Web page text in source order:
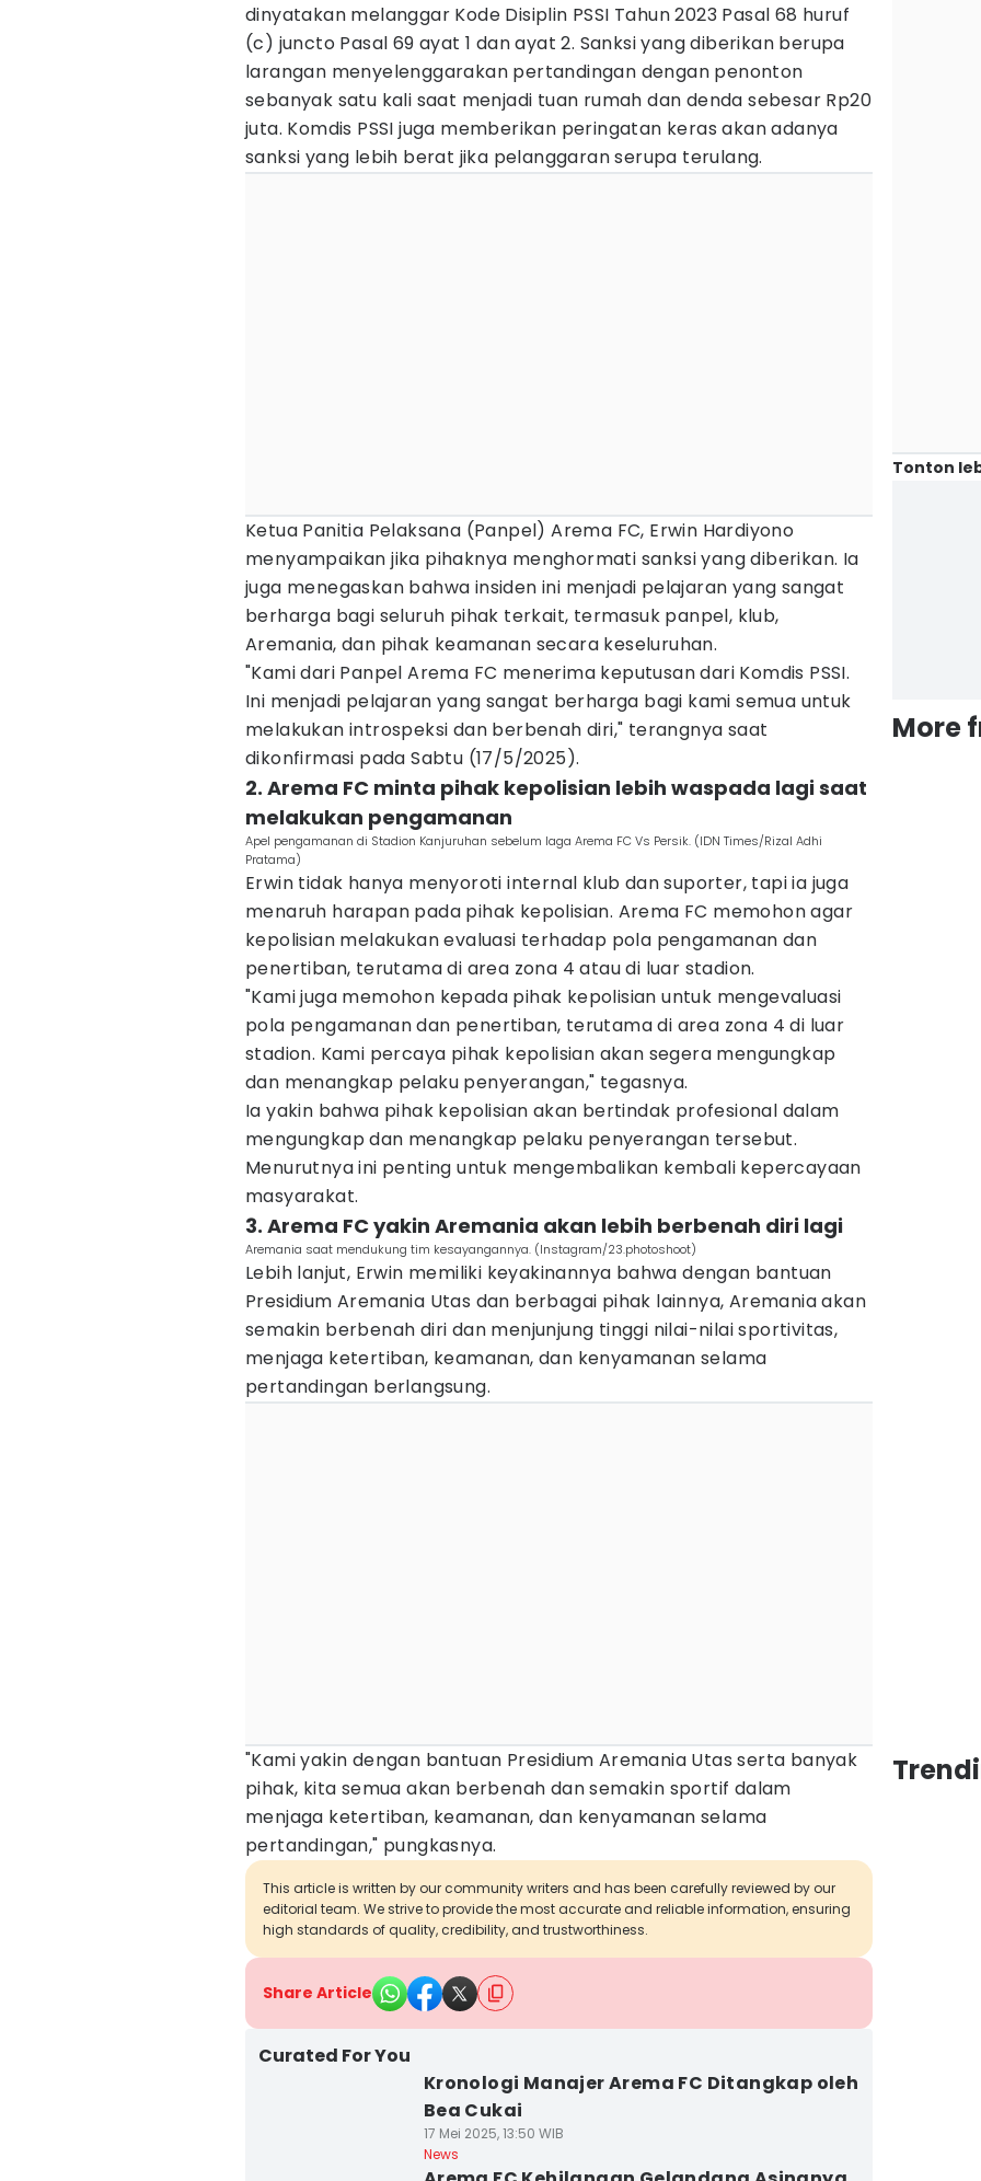
dinyatakan melanggar Kode Disiplin PSSI Tahun 2023 Pasal 68 huruf
(c) juncto Pasal 69 ayat 1 dan ayat 2. Sanksi yang diberikan berupa
larangan menyelenggarakan pertandingan dengan penonton
sebanyak satu kali saat menjadi tuan rumah dan denda sebesar Rp20
juta. Komdis PSSI juga memberikan peringatan keras akan adanya
sanksi yang lebih berat jika pelanggaran serupa terulang.
Ketua Panitia Pelaksana (Panpel) Arema FC, Erwin Hardiyono
menyampaikan jika pihaknya menghormati sanksi yang diberikan. Ia
juga menegaskan bahwa insiden ini menjadi pelajaran yang sangat
berharga bagi seluruh pihak terkait, termasuk panpel, klub,
Aremania, dan pihak keamanan secara keseluruhan.
"Kami dari Panpel Arema FC menerima keputusan dari Komdis PSSI.
Ini menjadi pelajaran yang sangat berharga bagi kami semua untuk
melakukan introspeksi dan berbenah diri," terangnya saat
dikonfirmasi pada Sabtu (17/5/2025).
2. Arema FC minta pihak kepolisian lebih waspada lagi saat
melakukan pengamanan
Apel pengamanan di Stadion Kanjuruhan sebelum laga Arema FC Vs Persik. (IDN Times/Rizal Adhi
Pratama)
Erwin tidak hanya menyoroti internal klub dan suporter, tapi ia juga
menaruh harapan pada pihak kepolisian. Arema FC memohon agar
kepolisian melakukan evaluasi terhadap pola pengamanan dan
penertiban, terutama di area zona 4 atau di luar stadion.
"Kami juga memohon kepada pihak kepolisian untuk mengevaluasi
pola pengamanan dan penertiban, terutama di area zona 4 di luar
stadion. Kami percaya pihak kepolisian akan segera mengungkap
dan menangkap pelaku penyerangan," tegasnya.
Ia yakin bahwa pihak kepolisian akan bertindak profesional dalam
mengungkap dan menangkap pelaku penyerangan tersebut.
Menurutnya ini penting untuk mengembalikan kembali kepercayaan
masyarakat.
3. Arema FC yakin Aremania akan lebih berbenah diri lagi
Aremania saat mendukung tim kesayangannya. (Instagram/23.photoshoot)
Lebih lanjut, Erwin memiliki keyakinannya bahwa dengan bantuan
Presidium Aremania Utas dan berbagai pihak lainnya, Aremania akan
semakin berbenah diri dan menjunjung tinggi nilai-nilai sportivitas,
menjaga ketertiban, keamanan, dan kenyamanan selama
pertandingan berlangsung.
"Kami yakin dengan bantuan Presidium Aremania Utas serta banyak
pihak, kita semua akan berbenah dan semakin sportif dalam
menjaga ketertiban, keamanan, dan kenyamanan selama
pertandingan," pungkasnya.
This article is written by our community writers and has been carefully reviewed by our
editorial team. We strive to provide the most accurate and reliable information, ensuring
high standards of quality, credibility, and trustworthiness.
Share Article
Curated For You
Kronologi Manajer Arema FC Ditangkap oleh
Bea Cukai
17 Mei 2025, 13:50 WIB
News
Tonton
More